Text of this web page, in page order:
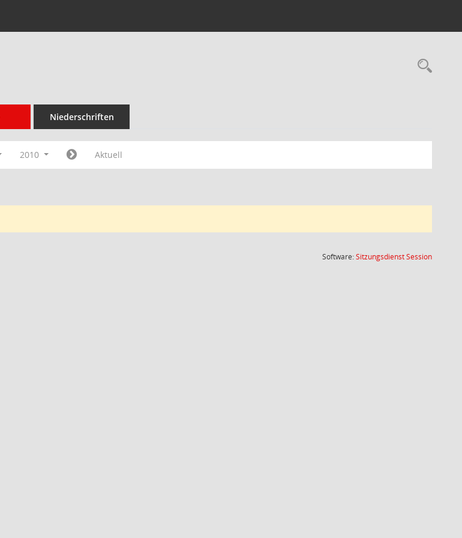
Niederschriften
2010 Aktuell
Software:SitzungsdienstSession(Wird in